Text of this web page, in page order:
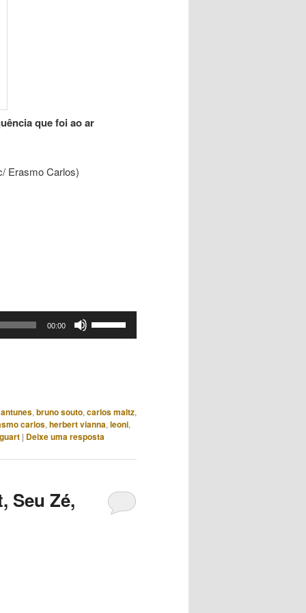
que foi ao ar
Erasmo Carlos)
00:00
para
baixo
diminuir
, bruno souto, carlos maltz,
carlos, herbert vianna, leoni,
| Deixe uma resposta
Seu Zé,